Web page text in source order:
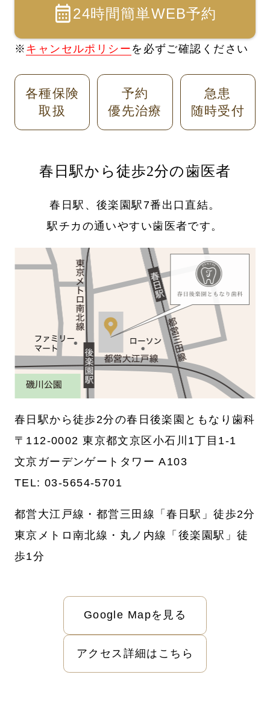
24時間簡単WEB予約
※ キャンセルポリシー を必ずご確認ください
各種保険
取扱
予約
優先治療
急患
随時受付
春日駅から徒歩2分の歯医者
春日駅、後楽園駅7番出口直結。
駅チカの通いやすい歯医者です。
春日駅から徒歩2分の春日後楽園ともなり歯科
〒112-0002 東京都文京区小石川1丁目1-1
文京ガーデンゲートタワー A103
TEL: 03-5654-5701
都営大江戸線・都営三田線「春日駅」徒歩2分
東京メトロ南北線・丸ノ内線「後楽園駅」徒
歩1分
Google Mapを見る
アクセス詳細はこちら